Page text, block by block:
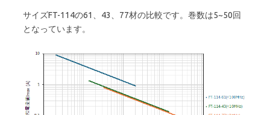
サイズFT-114の61、43、77材の比較です。巻数は5~50回
となっています。